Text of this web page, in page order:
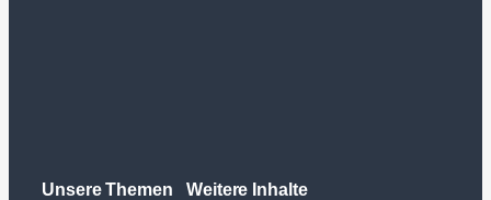
Unsere Themen Weitere Inhalte